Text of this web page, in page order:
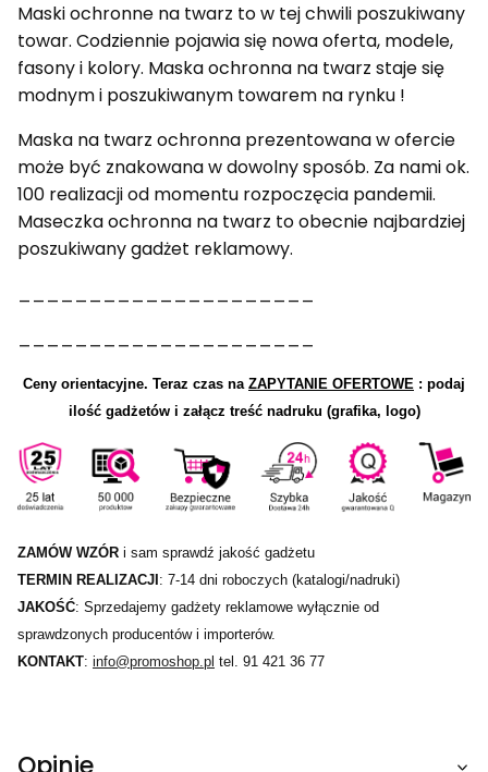
Maski ochronne na twarz to w tej chwili poszukiwany
towar. Codziennie pojawia się nowa oferta, modele,
fasony i kolory. Maska ochronna na twarz staje się
modnym i poszukiwanym towarem na rynku !
Maska na twarz ochronna prezentowana w ofercie
może być znakowana w dowolny sposób. Za nami ok.
100 realizacji od momentu rozpoczęcia pandemii.
Maseczka ochronna na twarz to obecnie najbardziej
poszukiwany gadżet reklamowy.
Ceny orientacyjne. Teraz czas na ZAPYTANIE OFERTOWE : podaj
ilość gadżetów i załącz treść nadruku (grafika, logo)
ZAMÓW WZÓR i sam sprawdź jakość gadżetu
TERMIN REALIZACJI : 7-14 dni roboczych (katalogi/nadruki)
JAKOŚĆ: Sprzedajemy gadżety reklamowe wyłącznie od
sprawdzonych producentów i importerów.
KONTAKT: info@promoshop.pl tel. 91 421 36 77